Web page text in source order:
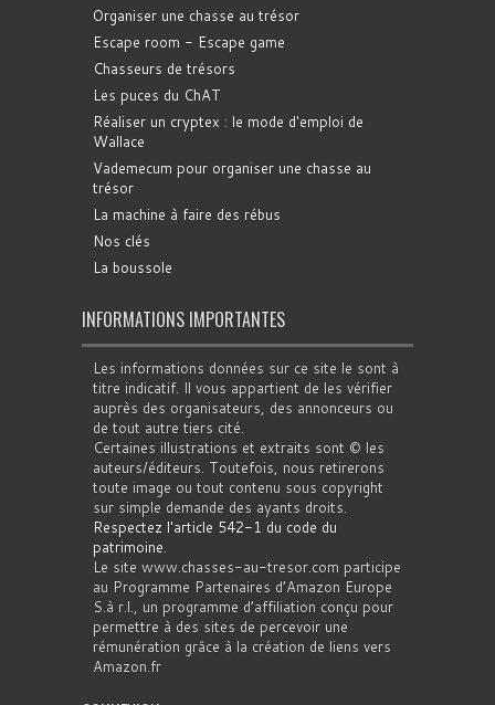
Organiser une chasse au trésor
Escape room - Escape game
Chasseurs de trésors
Les puces du ChAT
Réaliser un cryptex : le mode d'emploi de
Wallace
Vademecum pour organiser une chasse au
trésor
La machine à faire des rébus
Nos clés
La boussole
INFORMATIONS IMPORTANTES
Les informations données sur ce site le sont à
titre indicatif. Il vous appartient de les vérifier
auprès des organisateurs, des annonceurs ou
de tout autre tiers cité.
Certaines illustrations et extraits sont © les
auteurs/éditeurs. Toutefois, nous retirerons
toute image ou tout contenu sous copyright
sur simple demande des ayants droits.
Respectez l'article 542-1 du code du
patrimoine.
Le site www.chasses-au-tresor.com participe
au Programme Partenaires d’Amazon Europe
S.à r.l., un programme d’affiliation conçu pour
permettre à des sites de percevoir une
rémunération grâce à la création de liens vers
Amazon.fr